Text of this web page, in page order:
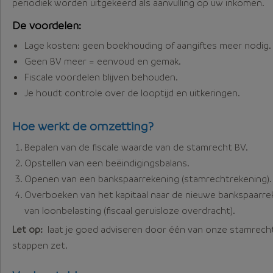
periodiek worden uitgekeerd als aanvulling op uw inkomen.
De voordelen:
Lage kosten: geen boekhouding of aangiftes meer nodig.
Geen BV meer = eenvoud en gemak.
Fiscale voordelen blijven behouden.
Je houdt controle over de looptijd en uitkeringen.
Hoe werkt de omzetting?
Bepalen van de fiscale waarde van de stamrecht BV.
Opstellen van een beëindigingsbalans.
Openen van een bankspaarrekening (stamrechtrekening).
Overboeken van het kapitaal naar de nieuwe
van loonbelasting (fiscaal geruisloze overdracht).
Let op: laat je goed adviseren door één van onze
stappen zet.